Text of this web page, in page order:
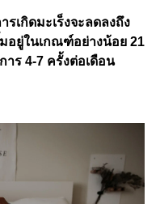
เกิดมะเร็งจะลดลงถึง
อยู่ในเกณฑ์อย่างน้อย 21
าร 4-7 ครั้งต่อเดือน